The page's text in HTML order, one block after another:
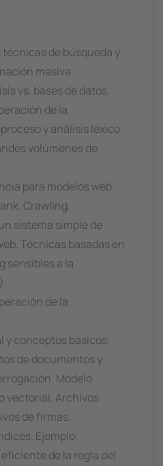
técnicas de búsqueda y
masiva.
vs. bases de datos.
de la
y análisis léxico
volúmenes de
para modelos web.
Crawling.
sistema simple de
Técnicas basadas en
sensibles a la
de la
y conceptos básicos:
de documentos y
Modelo
vectorial. Archivos
de firmas.
Ejemplo:
de la regla del